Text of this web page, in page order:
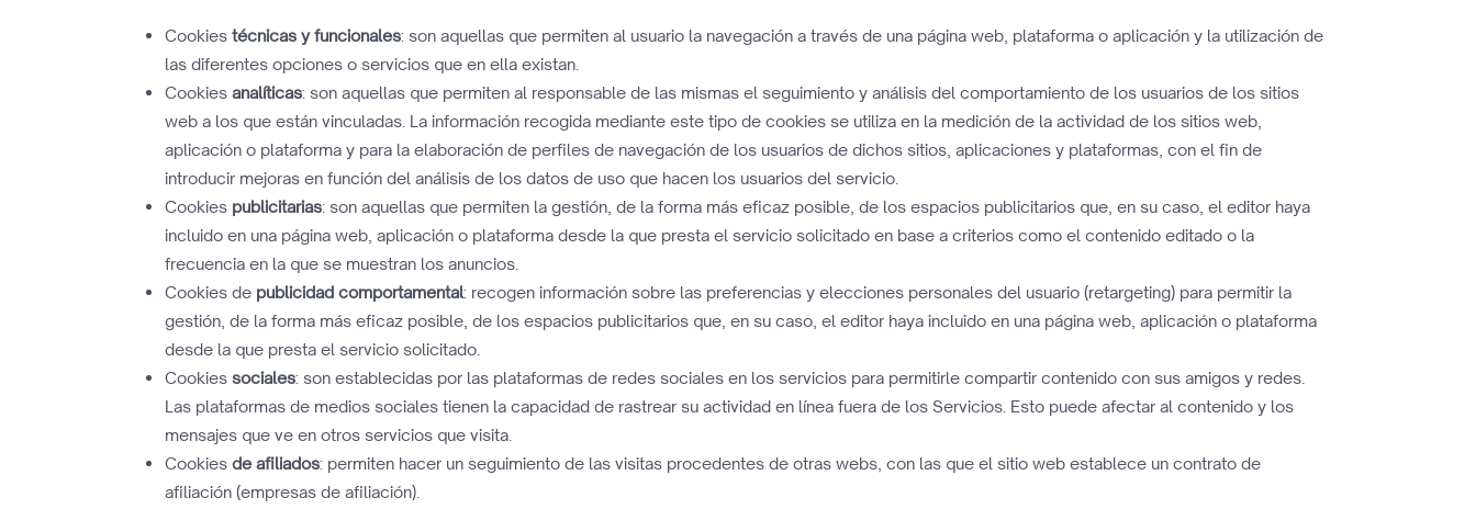
Cookies técnicas y funcionales: son aquellas que permiten al usuario la navegación a través de una página web, plataforma o aplicación y la utilización de
las diferentes opciones o servicios que en ella existan.
Cookies analíticas: son aquellas que permiten al responsable de las mismas el seguimiento y análisis del comportamiento de los usuarios de los sitios
web a los que están vinculadas. La información recogida mediante este tipo de cookies se utiliza en la medición de la actividad de los sitios web,
aplicación o plataforma y para la elaboración de perfiles de navegación de los usuarios de dichos sitios, aplicaciones y plataformas, con el fin de
introducir mejoras en función del análisis de los datos de uso que hacen los usuarios del servicio.
Cookies publicitarias: son aquellas que permiten la gestión, de la forma más eficaz posible, de los espacios publicitarios que, en su caso, el editor haya
incluido en una página web, aplicación o plataforma desde la que presta el servicio solicitado en base a criterios como el contenido editado o la
frecuencia en la que se muestran los anuncios.
Cookies de publicidad comportamental: recogen información sobre las preferencias y elecciones personales del usuario (retargeting) para permitir la
gestión, de la forma más eficaz posible, de los espacios publicitarios que, en su caso, el editor haya incluido en una página web, aplicación o plataforma
desde la que presta el servicio solicitado.
Cookies sociales: son establecidas por las plataformas de redes sociales en los servicios para permitirle compartir contenido con sus amigos y redes.
Las plataformas de medios sociales tienen la capacidad de rastrear su actividad en línea fuera de los Servicios. Esto puede afectar al contenido y los
mensajes que ve en otros servicios que visita.
Cookies de afiliados: permiten hacer un seguimiento de las visitas procedentes de otras webs, con las que el sitio web establece un contrato de
afiliación (empresas de afiliación).